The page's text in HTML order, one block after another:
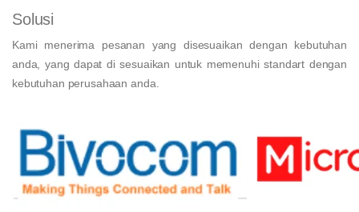
Solusi
Kami menerima pesanan yang disesuaikan dengan kebutuhan
anda, yang dapat di sesuaikan untuk memenuhi standart dengan
kebutuhan perusahaan anda.